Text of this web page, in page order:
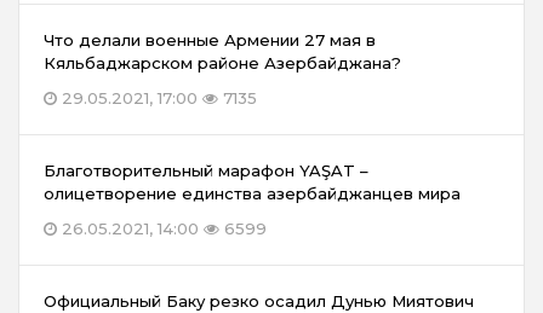
Что делали военные Армении 27 мая в
Кяльбаджарском районе Азербайджана?
29.05.2021, 17:00
7135
Благотворительный марафон YAŞAT –
олицетворение единства азербайджанцев мира
26.05.2021, 14:00
6599
Официальный Баку резко осадил Дунью Миятович